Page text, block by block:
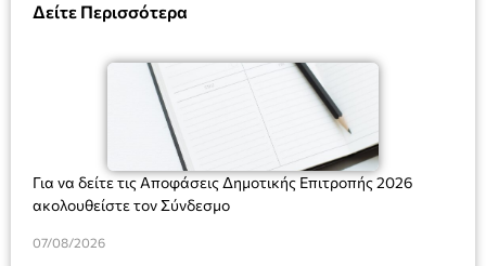
Δείτε Περισσότερα
Για να δείτε τις Αποφάσεις Δημοτικής Επιτροπής 2026
ακολουθείστε τον Σύνδεσμο
07/08/2026